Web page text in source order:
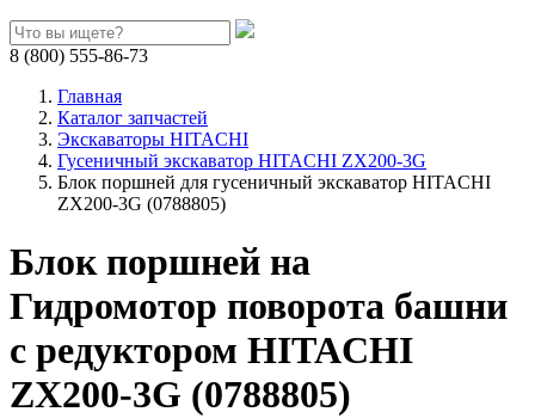
8 (800) 555-86-73
Главная
Каталог запчастей
Экскаваторы HITACHI
Гусеничный экскаватор HITACHI ZX200-3G
Блок поршней для гусеничный экскаватор HITACHI
ZX200-3G (0788805)
Блок поршней на
Гидромотор поворота башни
с редуктором HITACHI
ZX200-3G (0788805)